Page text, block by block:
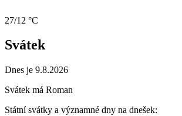
27/12 °C
Svátek
Dnes je 9.8.2026
Svátek má Roman
Státní svátky a významné dny na dnešek: